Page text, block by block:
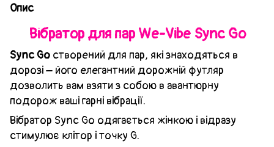
Опис
Вібратор для пар We-Vibe Sync Go
Sync Go створений для пар, які знаходяться в
дорозі – його елегантний дорожній футляр
дозволить вам взяти з собою в авантюрну
подорож ваші гарні вібрації.
Вібратор Sync Go одягається жінкою і відразу
стимулює клітор і точку G.